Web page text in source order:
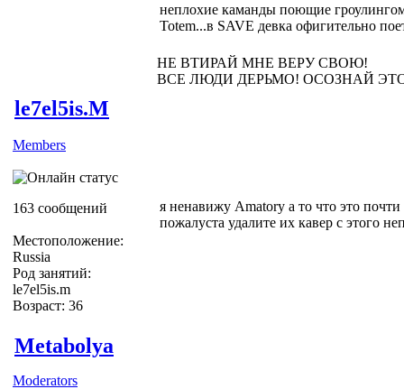
неплохие каманды поющие
Totem...в SAVE девка офигительно
НЕ ВТИРАЙ МНЕ ВЕРУ СВОЮ!
ВСЕ ЛЮДИ ДЕРЬМО! ОСОЗНАЙ
le7el5is.M
Members
163 сообщений
Местоположение:
Russia
Род занятий:
le7el5is.m
Возраст: 36
я ненавижу Amatory а то что это
пожалуста удалите их кавер с этого
Metabolya
Moderators